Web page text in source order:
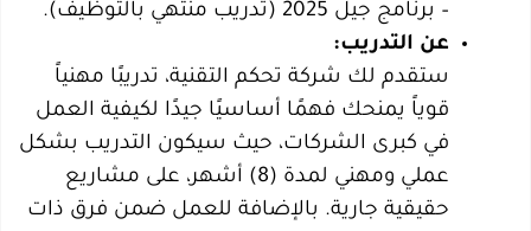
– برنامج جيل 2025 (تدريب منتهي بالتوظيف).
عن التدريب:
ستقدم لك شركة تحكم التقنية، تدريبًا مهنياً
قوياً يمنحك فهمًا أساسيًا جيدًا لكيفية العمل
في كبرى الشركات، حيث سيكون التدريب بشكل
عملي ومهني لمدة (8) أشهر، على مشاريع
حقيقية جارية. بالإضافة للعمل ضمن فرق ذات